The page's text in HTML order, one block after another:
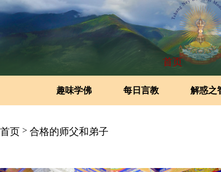
首页
趣味学佛 每日言教 解惑之
首页 > 合格的师父和弟子